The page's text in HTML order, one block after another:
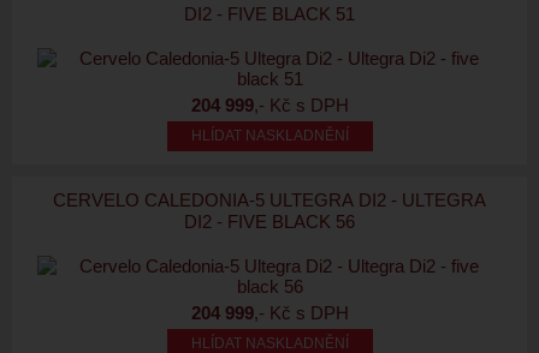
DI2 - FIVE BLACK 51
204 999,- Kč s DPH
HLÍDAT NASKLADNĚNÍ
CERVELO CALEDONIA-5 ULTEGRA DI2 - ULTEGRA
DI2 - FIVE BLACK 56
204 999,- Kč s DPH
HLÍDAT NASKLADNĚNÍ